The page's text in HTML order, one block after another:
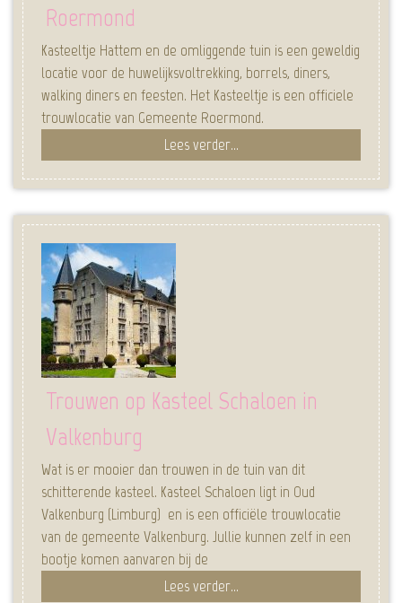
Roermond
Kasteeltje Hattem en de omliggende tuin is een geweldig
locatie voor de huwelijksvoltrekking, borrels, diners,
walking diners en feesten. Het Kasteeltje is een officiele
trouwlocatie van Gemeente Roermond.
Lees verder...
Trouwen op Kasteel Schaloen in
Valkenburg
Wat is er mooier dan trouwen in de tuin van dit
schitterende kasteel. Kasteel Schaloen ligt in Oud
Valkenburg (Limburg) en is een officiële trouwlocatie
van de gemeente Valkenburg. Jullie kunnen zelf in een
bootje komen aanvaren bij de
Lees verder...